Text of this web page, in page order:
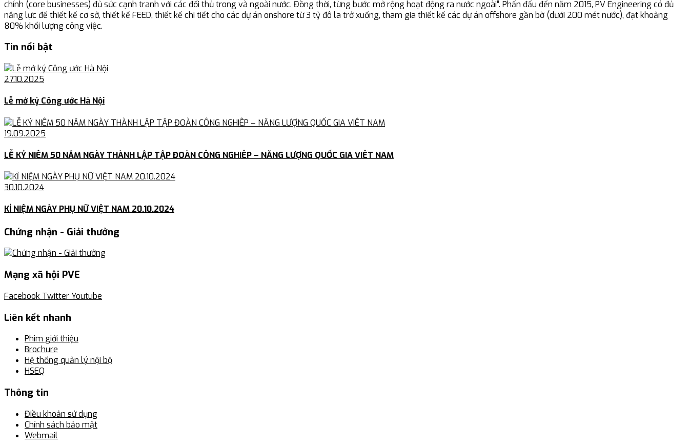
chính (core businesses) đủ sức cạnh tranh với các đối thủ trong và ngoài nước. Đồng thời, từng bước mở rộng hoạt động ra nước ngoài”. Phấn đấu đến năm 2015, PV Engineering có đủ
năng lực để thiết kế cơ sở, thiết kế FEED, thiết kế chi tiết cho các dự án onshore từ 3 tỷ đô la trở xuống, tham gia thiết kế các dự án offshore gần bờ (dưới 200 mét nước), đạt khoảng
80% khối lượng công việc.
Tin nổi bật
27.10.2025
Lễ mở ký Công ước Hà Nội
19.09.2025
LỄ KỶ NIÊM 50 NĂM NGÀY THÀNH LẬP TẬP ĐOÀN CÔNG NGHIÊP – NĂNG LƯỢNG QUỐC GIA VIÊT NAM
30.10.2024
KỈ NIỆM NGÀY PHỤ NỮ VIỆT NAM 20.10.2024
Chứng nhận - Giải thưởng
Mạng xã hội PVE
Facebook Twitter Youtube
Liên kết nhanh
Phim giới thiệu
Brochure
Hệ thống quản lý nội bộ
HSEQ
Thông tin
Điều khoản sử dụng
Chính sách bảo mật
Webmail